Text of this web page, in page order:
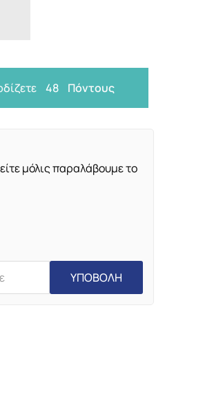
48 Πόντους
μόλις παραλάβουμε το
ΥΠΟΒΟΛΗ